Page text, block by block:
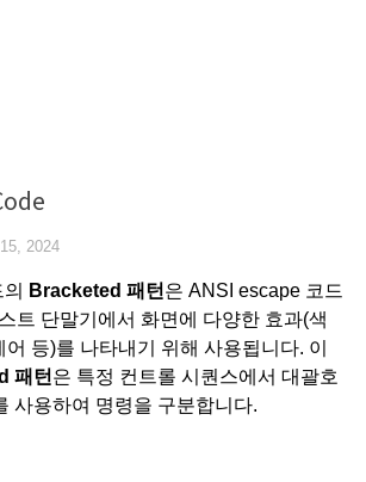
2024
Bracketed 패턴 은 ANSI escape 코드
트 단말기에서 화면에 다양한 효과(색
등)를 나타내기 위해 사용됩니다. 이
패턴 은 특정 컨트롤 시퀀스에서 대괄호
사용하여 명령을 구분합니다.